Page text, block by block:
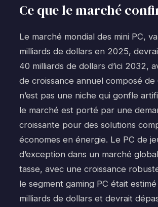
Ce que le marché
Le marché mondial des mini PC,
milliards de dollars en 2025,
40 milliards de dollars d’ici 2032,
de croissance annuel composé de
n’est pas une niche qui gonfle
le marché est porté par une
croissante pour des solutions
économes en énergie. Le PC de
d’exception dans un marché
tasse, avec une croissance
le segment gaming PC était
milliards de dollars et devrait